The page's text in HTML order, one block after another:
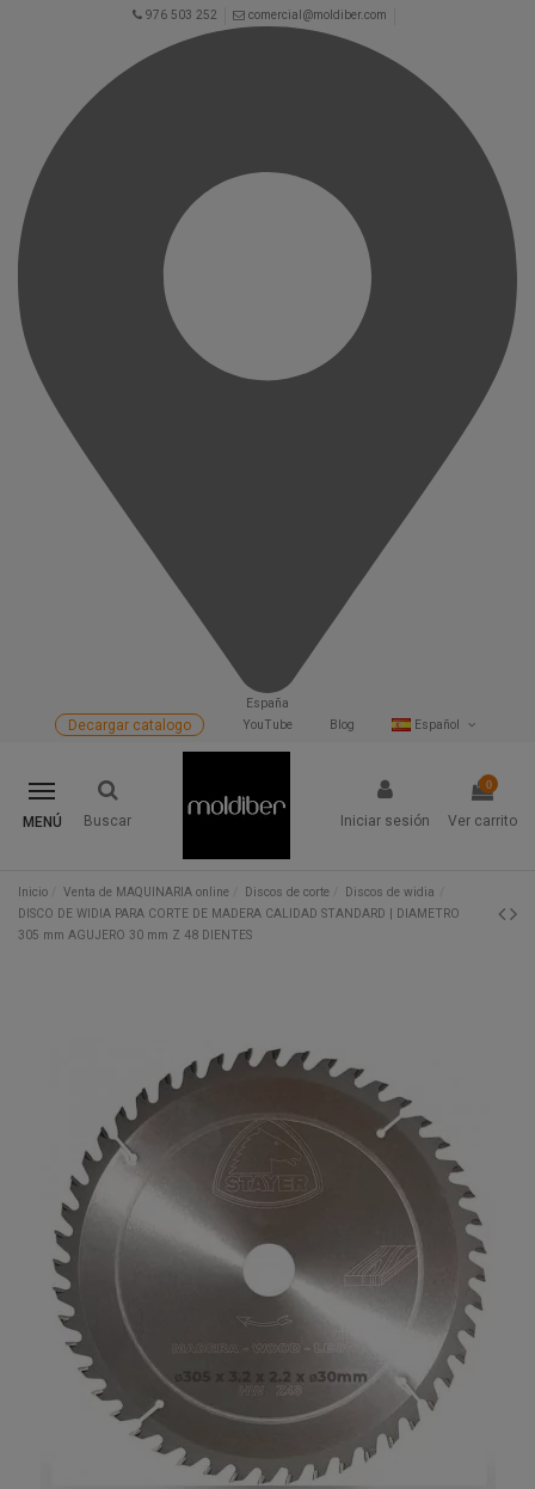
976 503 252 comercial@moldiber.com
España
Español
Blog
YouTube
Decargar catalogo
MENÚ Buscar Iniciar sesión
0
Ver carrito
Inicio Venta de MAQUINARIA online Discos de corte
Discos de widia
DISCO DE WIDIA PARA CORTE DE MADERA CALIDAD STANDARD | DIAMETRO
305 mm AGUJERO 30 mm Z 48 DIENTES